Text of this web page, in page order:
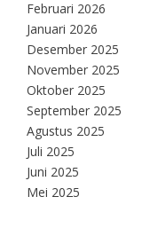
Februari 2026
Januari 2026
Desember 2025
November 2025
Oktober 2025
September 2025
Agustus 2025
Juli 2025
Juni 2025
Mei 2025